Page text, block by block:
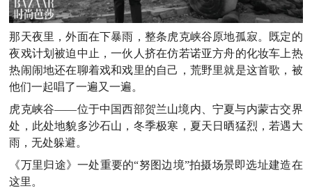
那天夜里，外面在下暴雨，整条虎克峡谷原地孤寂。既定的
夜戏计划被迫中止，一伙人挤在仿若诺亚方舟的化妆车上热
热闹闹地还在聊着戏和戏里的自己，荒野里就是这首歌，被
他们一起唱了一遍又一遍。
虎克峡谷——位于中国西部贺兰山境内、宁夏与内蒙古交界
处，此处地貌多沙石山，冬季极寒，夏天日晒猛烈，若遇大
雨，无处躲避。
《万里归途》一处重要的“努图边境”拍摄场景即选址建造在
这里。